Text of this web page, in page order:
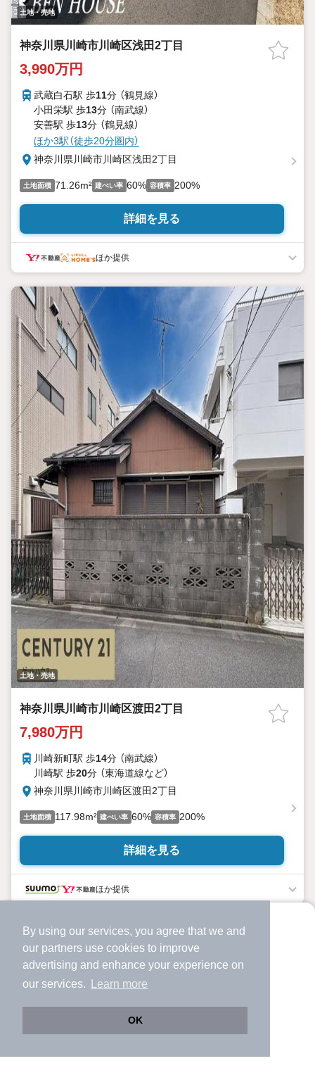
By using our services, you agree that we and
our partners use cookies to improve
advertising and enhance your experience on
our services.
Learn more
OK
より使いやすくなった
アプリで物件探ししませんか？
サクサク動く地図で物件検索
土地・売地
神奈川県川崎市川崎区浅田2丁目
3,990万円
武蔵白石駅 歩11分 （鶴見線）
小田栄駅 歩13分 （南武線）
安善駅 歩13分 （鶴見線）
ほか3駅（徒歩20分圏内）
神奈川県川崎市川崎区浅田2丁目
土地面積 71.26m² 建ぺい率 60% 容積率 200%
詳細を見る
ほか提供
土地・売地
神奈川県川崎市川崎区渡田2丁目
7,980万円
川崎新町駅 歩14分 （南武線）
川崎駅 歩20分 （東海道線など）
神奈川県川崎市川崎区渡田2丁目
土地面積 117.98m² 建ぺい率 60% 容積率 200%
詳細を見る
ほか提供